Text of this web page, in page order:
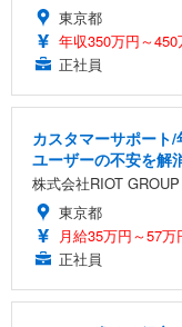
東京都
年収350万円～450
正社員
カスタマーサポート
ユーザーの不安を解
株式会社RIOT GROUP
東京都
月給35万円～57万
正社員